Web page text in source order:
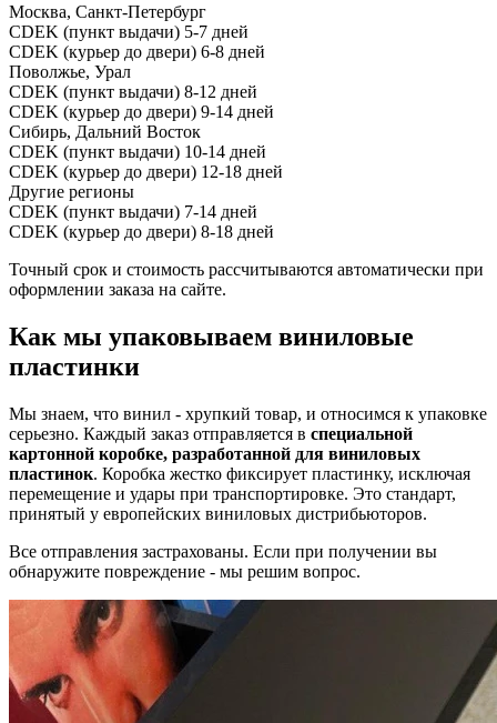
Москва, Санкт-Петербург
CDEK (пункт выдачи) 5-7 дней
CDEK (курьер до двери) 6-8 дней
Поволжье, Урал
CDEK (пункт выдачи) 8-12 дней
CDEK (курьер до двери) 9-14 дней
Сибирь, Дальний Восток
CDEK (пункт выдачи) 10-14 дней
CDEK (курьер до двери) 12-18 дней
Другие регионы
CDEK (пункт выдачи) 7-14 дней
CDEK (курьер до двери) 8-18 дней
Точный срок и стоимость рассчитываются автоматически при
оформлении заказа на сайте.
Как мы упаковываем виниловые
пластинки
Мы знаем, что винил - хрупкий товар, и относимся к упаковке
серьезно. Каждый заказ отправляется в специальной
картонной коробке, разработанной для виниловых
пластинок. Коробка жестко фиксирует пластинку, исключая
перемещение и удары при транспортировке. Это стандарт,
принятый у европейских виниловых дистрибьюторов.
Все отправления застрахованы. Если при получении вы
обнаружите повреждение - мы решим вопрос.